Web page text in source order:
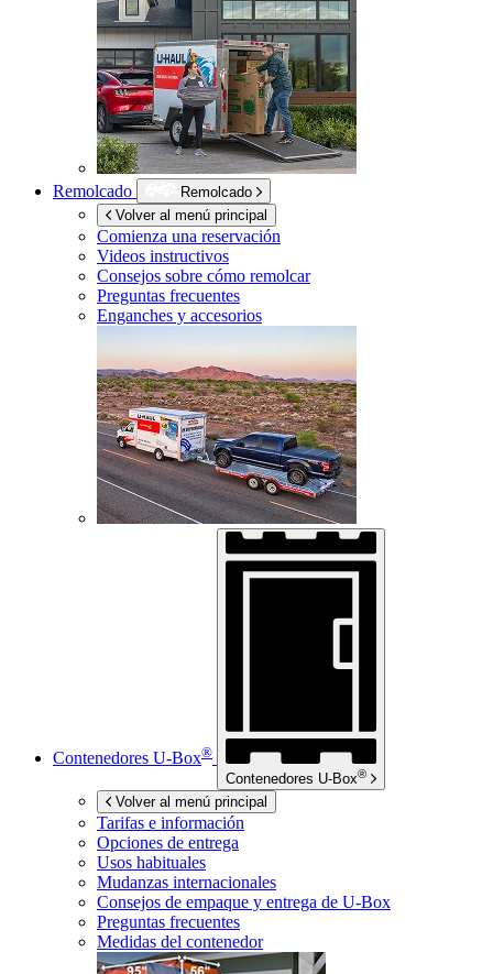
Remolcado
Remolcado
Volver al menú principal
Comienza una reservación
Videos instructivos
Consejos sobre cómo remolcar
Preguntas frecuentes
Enganches y accesorios
Contenedores U-Box®
Contenedores U-Box®
Volver al menú principal
Tarifas e información
Opciones de entrega
Usos habituales
Mudanzas internacionales
Consejos de empaque y entrega de U-Box
Preguntas frecuentes
Medidas del contenedor